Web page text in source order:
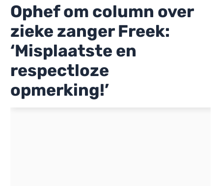
Ophef om column over
zieke zanger Freek:
‘Misplaatste en
respectloze
opmerking!’